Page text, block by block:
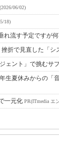
(2026/06/02)
18)
流す予定ですが
折で見直した「シ
ント」で挑むサ
生夏休みからの「
一元化 PR(ITmedia エ